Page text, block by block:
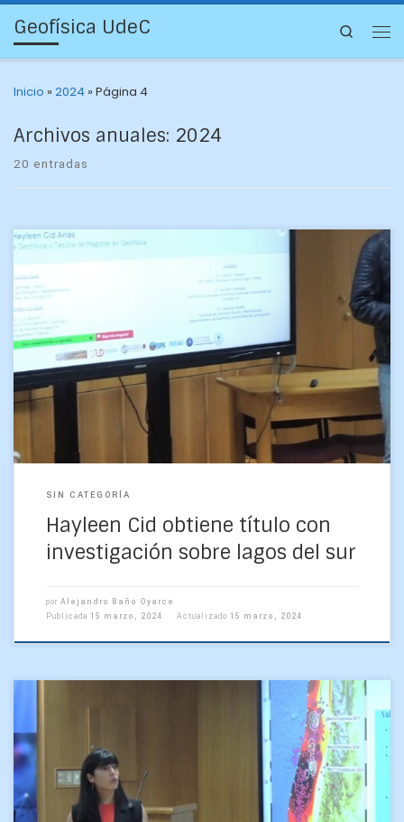
Geofísica UdeC Search
Inicio »2024 »Página 4
Archivos anuales: 2024
20 entradas
La ahora geofísica iniciará el magíster en la especialidad
para ampliar su trabajo en que relaciona cambios en los
cuerpos de agua y el clima. […]
SIN CATEGORÍA
Hayleen Cid obtiene título con
investigación sobre lagos del sur
por Alejandro Baño Oyarce
Publicada 15 marzo, 2024 Actualizado 15 marzo, 2024
Como una de las mejores tesis de Tierra Sólida de los
últimos años calificaron los académicos evaluadores el
trabajo de la estudiante Camila Monge Orellana, […]